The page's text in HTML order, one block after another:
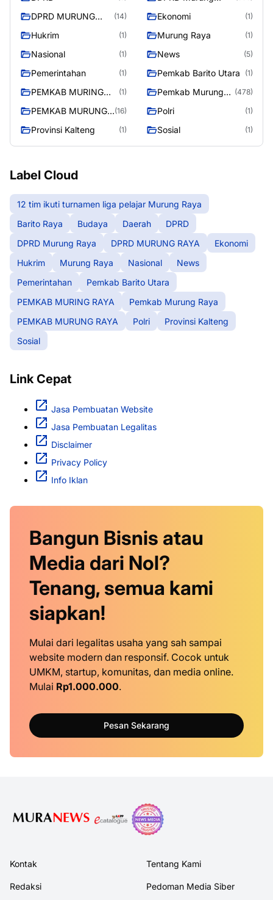
DPRD MURUNG
(14) Ekonomi (1)
Hukrim (1) Murung Raya (1)
Nasional (1) News (5)
Pemerintahan (1) Pemkab Barito Utara (1)
PEMKAB MURING
(1)
Pemkab Murung
(478)
PEMKAB MURUNG
(16) Polri (1)
Provinsi Kalteng (1) Sosial (1)
Label Cloud
12 tim ikuti turnamen liga pelajar Murung Raya
Barito Raya
Budaya Daerah
DPRD
DPRD Murung Raya
DPRD MURUNG RAYA
Ekonomi
Hukrim
Murung Raya Nasional
News
Pemerintahan
Pemkab Barito Utara
PEMKAB MURING RAYA
Pemkab Murung Raya
PEMKAB MURUNG RAYA
Polri
Provinsi Kalteng
Sosial
Link Cepat
Jasa Pembuatan Website
Jasa Pembuatan Legalitas
Disclaimer
Privacy Policy
Info Iklan
Bangun Bisnis atau
Media dari Nol?
Tenang, semua kami
siapkan!
Mulai dari legalitas usaha yang sah sampai
website modern dan responsif. Cocok untuk
UMKM, startup, komunitas, dan media online.
Mulai Rp1.000.000.
Pesan Sekarang
Kontak Tentang Kami
Redaksi Pedoman Media Siber